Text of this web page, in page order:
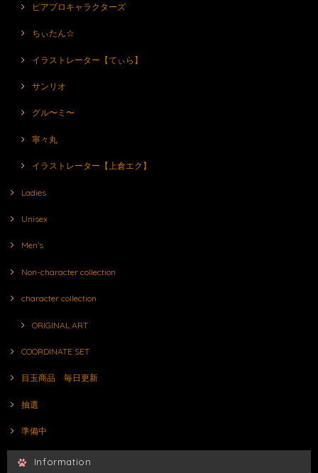
ピアプロキャラクターズ
ちぃたん☆
イラストレーター【てぃら】
サンリオ
グル〜ミ〜
寧々丸
イラストレーター【上倉エク】
Ladies
Unisex
Men's
Non-character collection
character collection
ORIGINAL ART
COORDINATE SET
目玉商品 毎日更新
抽選
準備中
Information